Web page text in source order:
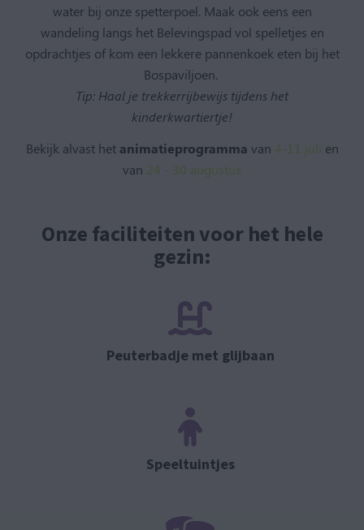
water bij onze spetterpoel. Maak ook eens een
wandeling langs het Belevingspad vol spelletjes en
opdrachtjes of kom een lekkere pannenkoek eten bij het
Bospaviljoen.
Tip: Haal je trekkerrijbewijs tijdens het
kinderkwartiertje!
Bekijk alvast het animatieprogramma van 4-11 juli en
van 24 - 30 augustus
Onze faciliteiten voor het hele
gezin:
Peuterbadje met glijbaan
Speeltuintjes